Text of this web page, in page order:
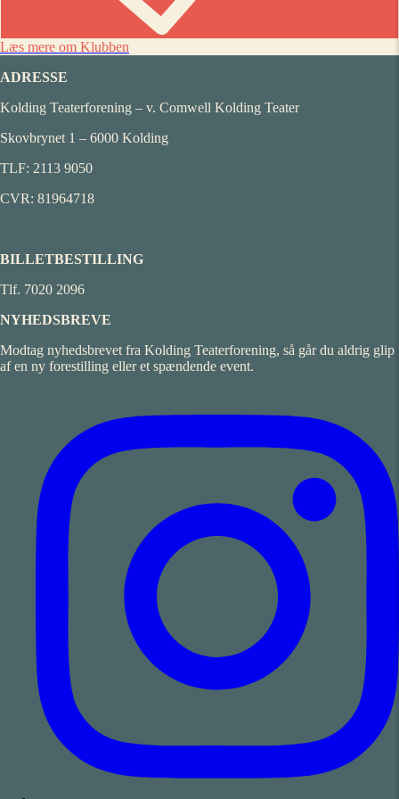
Læs mere om Klubben
ADRESSE
Kolding Teaterforening – v. Comwell Kolding Teater
Skovbrynet 1 – 6000 Kolding
TLF: 2113 9050
CVR: 81964718
BILLETBESTILLING
Tlf. 7020 2096
NYHEDSBREVE
Modtag nyhedsbrevet fra Kolding Teaterforening, så går du aldrig glip
af en ny forestilling eller et spændende event.